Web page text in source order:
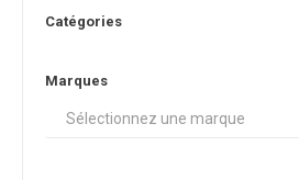
Catégories
Marques